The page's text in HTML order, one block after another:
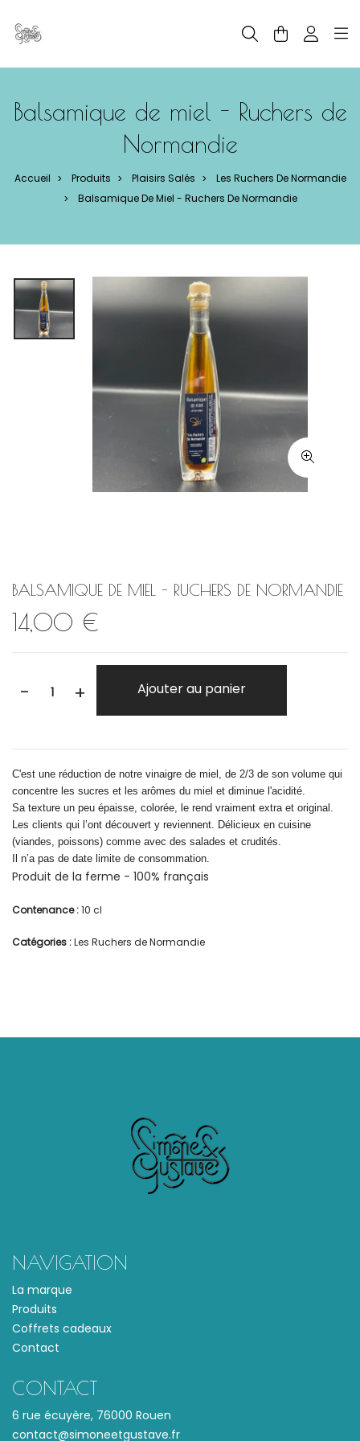
Balsamique de miel - Ruchers de
Normandie
Accueil > Produits > Plaisirs Salés >
Les Ruchers De Normandie
>
Balsamique De Miel - Ruchers De Normandie
BALSAMIQUE DE MIEL - RUCHERS DE NORMANDIE
14,00 €
- + Ajouter au panier
C'est une réduction de notre vinaigre de miel, de 2/3 de son volume qui
concentre les sucres et les arômes du miel et diminue l'acidité.
Sa texture un peu épaisse, colorée, le rend vraiment extra et original.
Les clients qui l’ont découvert y reviennent. Délicieux en cuisine
(viandes, poissons) comme avec des salades et crudités.
Il n’a pas de date limite de consommation.
Produit de la ferme - 100% français
Contenance :10 cl
Catégories :Les Ruchers de Normandie
NAVIGATION
La marque
Produits
Coffrets cadeaux
Contact
CONTACT
6 rue écuyère, 76000 Rouen
contact@simoneetgustave.fr